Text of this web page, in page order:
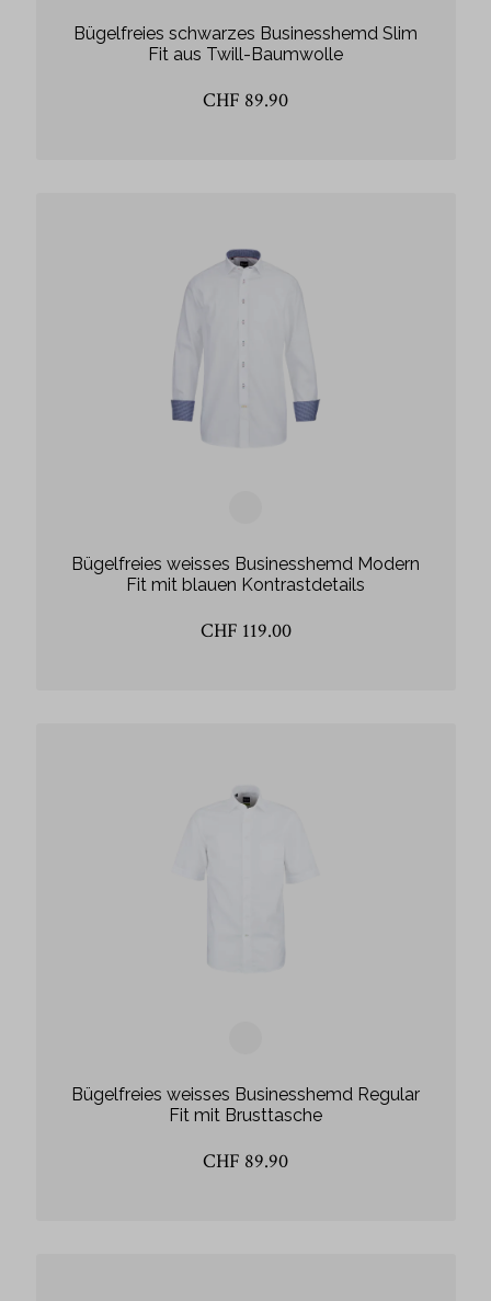
Bügelfreies schwarzes Businesshemd Slim
Fit aus Twill-Baumwolle
CHF 89.90
Bügelfreies weisses Businesshemd Modern
Fit mit blauen Kontrastdetails
CHF 119.00
Bügelfreies weisses Businesshemd Regular
Fit mit Brusttasche
CHF 89.90